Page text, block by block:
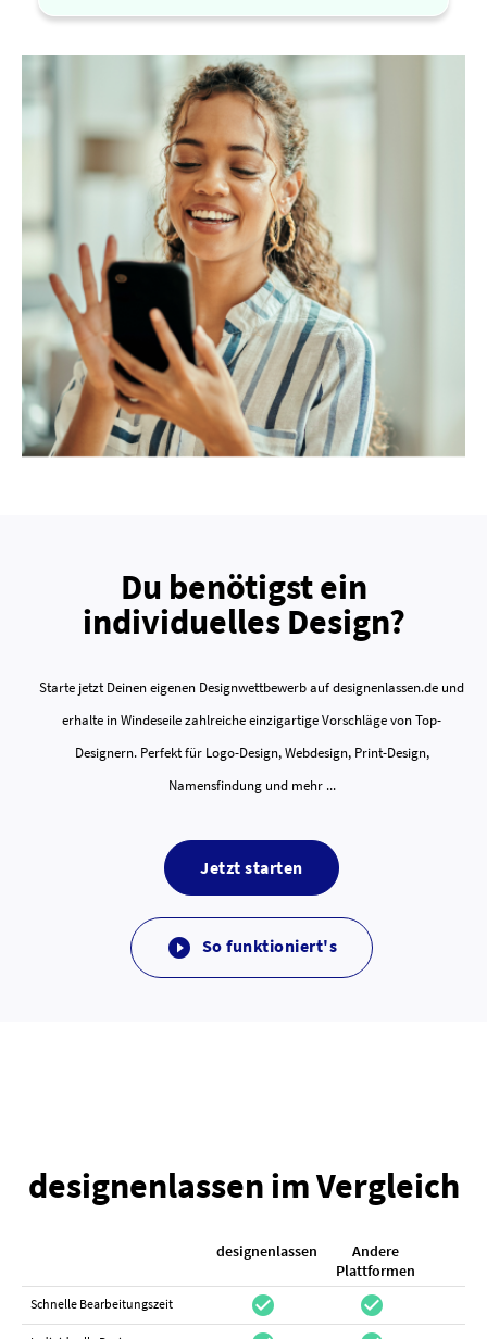
Du benötigst ein
individuelles Design?
Starte jetzt Deinen eigenen Designwettbewerb auf designenlassen.de und
erhalte in Windeseile zahlreiche einzigartige Vorschläge von Top-
Designern. Perfekt für Logo-Design, Webdesign, Print-Design,
Namensfindung und mehr ...
Jetzt starten
 So funktioniert's
designenlassen im Vergleich
designenlassen
Andere
Plattformen
Schnelle Bearbeitungszeit check_circle check_circle